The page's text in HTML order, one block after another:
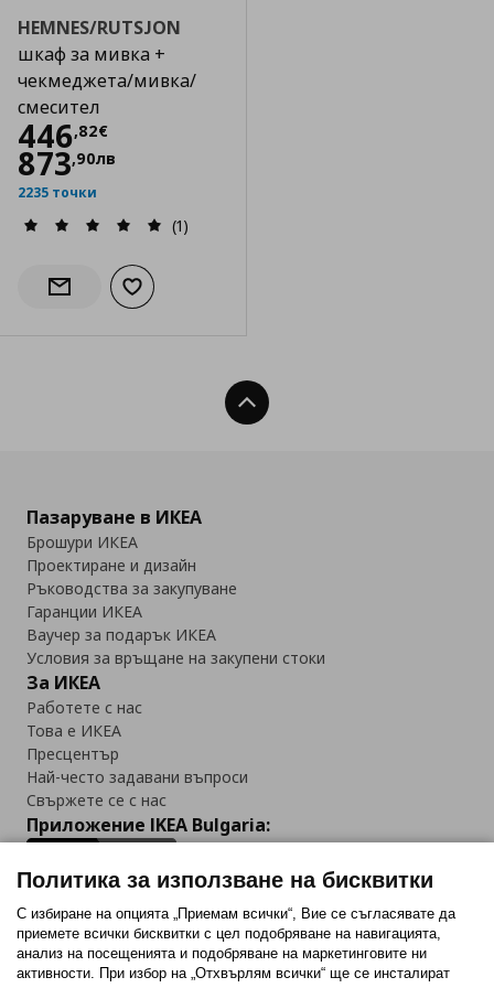
HEMNES/RUTSJON
шкаф за мивка +
чекмеджета/мивка/
смесител
446,82€
Цена446,82 €
873,90лв
2235 точки
(1)
Информирай ме за наличност
Добави към списъка с любими
Нагоре
Пазаруване в ИКЕА
Брошури ИКЕА
Проектиране и дизайн
Ръководства за закупуване
Гаранции ИКЕА
Ваучер за подарък ИКЕА
Условия за връщане на закупени стоки
За ИКЕА
Работете с нас
Това е ИКЕА
Пресцентър
Най-често задавани въпроси
Свържете се с нас
Приложение IKEA Bulgaria:
Последвайте ни:
FacebookTwitterYoutubePinterestInstagram
Политика за използване на бисквитки
С избиране на опцията „Приемам всички“, Вие се съгласявате да
приемете всички бисквитки с цел подобряване на навигацията,
анализ на посещенията и подобряване на маркетинговите ни
активности. При избор на „Отхвърлям всички“ ще се инсталират